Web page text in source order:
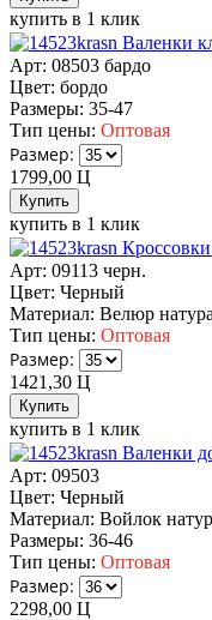
купить в 1 клик
Валенки
Арт: 08503 бардо
Цвет: бордо
Размеры: 35-47
Тип цены: Оптовая
Размер:
1799,00 Ц
купить в 1 клик
Арт: 09113 черн.
Цвет: Черный
Материал: Велюр
Тип цены: Оптовая
Размер:
1421,30 Ц
купить в 1 клик
Валенки
Арт: 09503
Цвет: Черный
Материал: Войлок
Размеры: 36-46
Тип цены: Оптовая
Размер:
2298,00 Ц